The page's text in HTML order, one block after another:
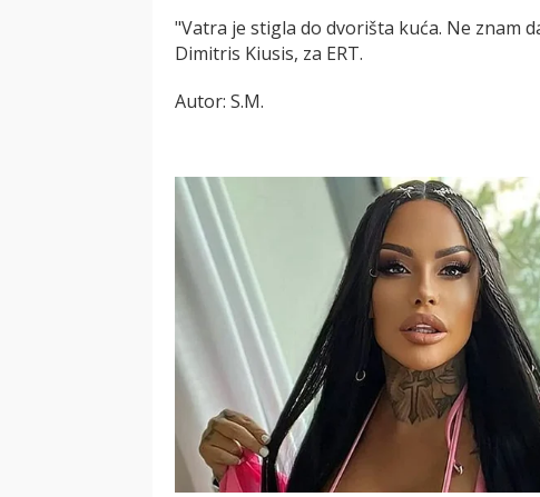
"Vatra јe stigla do dvorišta kuća. Ne znam
Dimitris Kiusis, za ERT.
Autor: S.M.